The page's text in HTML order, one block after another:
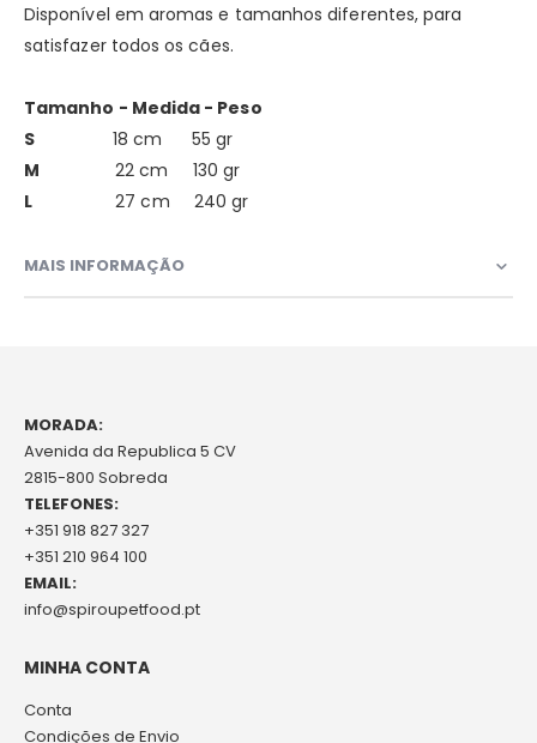
Disponível em aromas e tamanhos diferentes, para
satisfazer todos os cães.
Tamanho - Medida - Peso
S 18 cm 55 gr
M
22 cm 130 gr
L 27 cm 240 gr
MAIS INFORMAÇÃO
MORADA:
Avenida da Republica 5 CV
2815-800 Sobreda
TELEFONES:
+351 918 827 327
+351 210 964 100
EMAIL:
info@spiroupetfood.pt
MINHA CONTA
Conta
Condições de Envio